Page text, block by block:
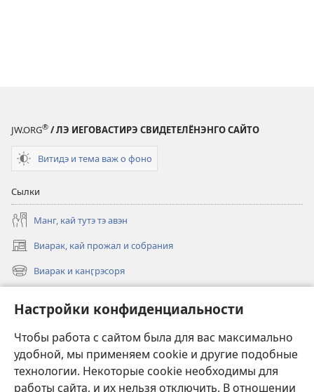
Настройки конфиденциальности
Чтобы работа с сайтом была для вас максимально
удобной, мы применяем cookie и другие подобные
технологии. Некоторые cookie необходимы для
работы сайта, и их нельзя отключить. В отношении
JW.ORG® / ЛЭ ИЕГОВАСТИРЭ СВИДЕТЕЛЁНЭНГО САЙТО
Витидэ и тема важ о фоно
Сылки
Манг, кай тутэ тэ авэн
Виарак, кай прожал и собрания
(открывается
в
новом
Виарак и канӷрэсоря
(открывается
в
новом
окне) Видео
Родэ
Тэ шос ловэ
(открывается